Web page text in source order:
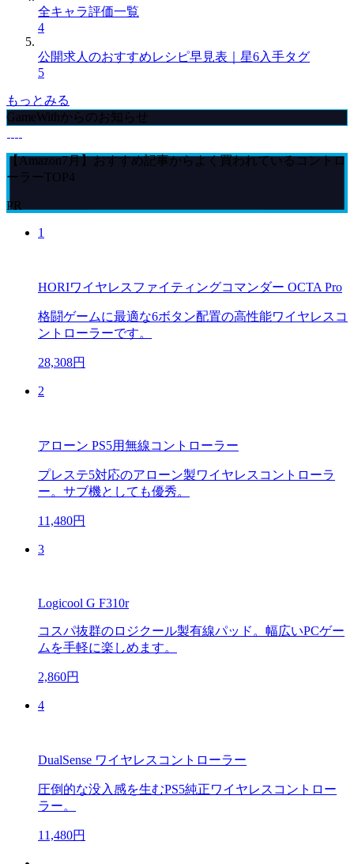
全キャラ評価一覧
4
公開求人のおすすめレシピ早見表｜星6入手タグ
5
もっとみる
GameWithからのお知らせ
【Amazon7月】おすすめ記事からよく買われているコントロ
ーラーTOP4
PR
1
HORIワイヤレスファイティングコマンダー OCTA Pro
格闘ゲームに最適な6ボタン配置の高性能ワイヤレスコ
ントローラーです。
28,308円
2
アローン PS5用無線コントローラー
プレステ5対応のアローン製ワイヤレスコントローラ
ー。サブ機としても優秀。
11,480円
3
Logicool G F310r
コスパ抜群のロジクール製有線パッド。幅広いPCゲー
ムを手軽に楽しめます。
2,860円
4
DualSense ワイヤレスコントローラー
圧倒的な没入感を生むPS5純正ワイヤレスコントロー
ラー。
11,480円